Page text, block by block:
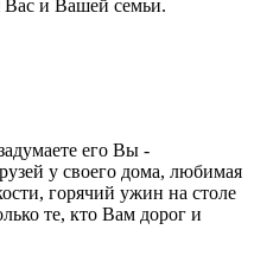
Вас и Вашей семьи.
его Вы -
у своего дома, любимая
горячий ужин на столе
те, кто Вам дорог и